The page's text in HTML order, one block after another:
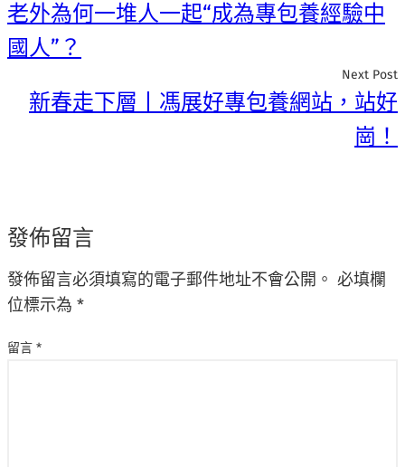
老外為何一堆人一起“成為專包養經驗中
國人”？
Next Post
新春走下層丨馮展好專包養網站，站好
崗！
發佈留言
發佈留言必須填寫的電子郵件地址不會公開。 必填欄
位標示為 *
留言 *